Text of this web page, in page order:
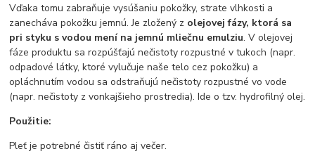
Vďaka tomu zabraňuje vysúšaniu pokožky, strate vlhkosti a
zanecháva pokožku jemnú. Je zložený z olejovej fázy, ktorá sa
pri styku s vodou mení na jemnú mliečnu emulziu. V olejovej
fáze produktu sa rozpúšťajú nečistoty rozpustné v tukoch (napr.
odpadové látky, ktoré vylučuje naše telo cez pokožku) a
opláchnutím vodou sa odstraňujú nečistoty rozpustné vo vode
(napr. nečistoty z vonkajšieho prostredia). Ide o tzv. hydrofilný olej.
Použitie:
Pleť je potrebné čistiť ráno aj večer.